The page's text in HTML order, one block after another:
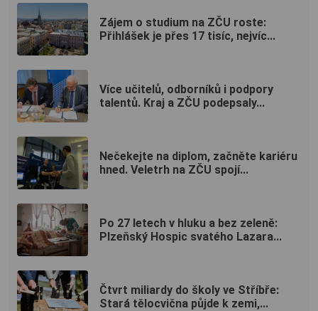
Zájem o studium na ZČU roste:
Přihlášek je přes 17 tisíc, nejvíc...
Více učitelů, odborníků i podpory
talentů. Kraj a ZČU podepsaly...
Nečekejte na diplom, začněte kariéru
hned. Veletrh na ZČU spojí...
Po 27 letech v hluku a bez zeleně:
Plzeňský Hospic svatého Lazara...
Čtvrt miliardy do školy ve Stříbře:
Stará tělocvična půjde k zemi,...